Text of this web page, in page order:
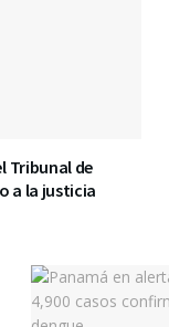
Tribunal de
a la justicia